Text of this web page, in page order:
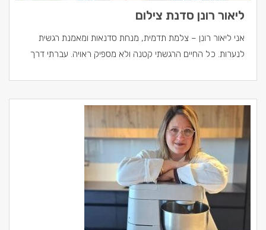
ליאור רונן סדנת צילום
אני ליאור רונן – צלמת תדמית, מנחת סדנאות ומאמנת רגשית
לנערות. כל החיים הרגשתי קטנה ולא מספיק ראויה. עברתי דרך